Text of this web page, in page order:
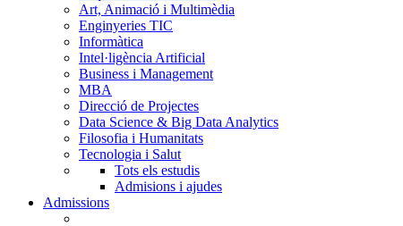
Art, Animació i Multimèdia
Enginyeries TIC
Informàtica
Intel·ligència Artificial
Business i Management
MBA
Direcció de Projectes
Data Science & Big Data Analytics
Filosofia i Humanitats
Tecnologia i Salut
Tots els estudis
Admisions i ajudes
Admissions